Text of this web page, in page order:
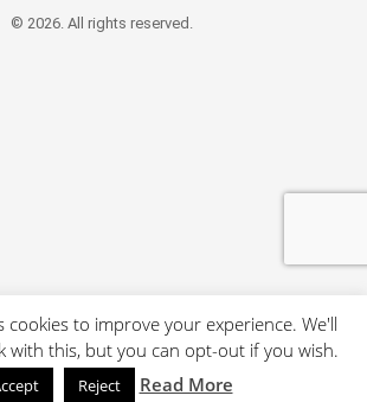
© 2026. All rights reserved.
cookies to improve your experience. We'll
with this, but you can opt-out if you wish.
Reject Read More